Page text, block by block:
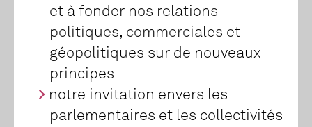
et à fonder nos relations
politiques, commerciales et
géopolitiques sur de nouveaux
principes
notre invitation envers les
parlementaires et les collectivités